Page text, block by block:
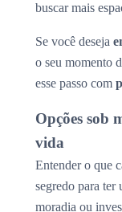
buscar mais
Se você deseja
o seu momento
esse passo com
Opções sob
vida
Entender o que
segredo para ter
moradia ou